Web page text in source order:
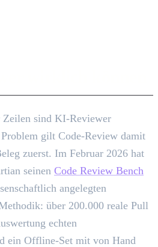
Zeilen sind KI-Reviewer
gilt Code-Review damit
zuerst. Im Februar 2026 hat
seinen Code Review Bench
angelegten
über 200.000 reale Pull
echten
ein Offline-Set mit von Hand